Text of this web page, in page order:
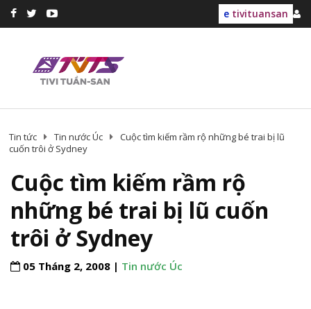
e tivituansan
Tin tức Tin nước Úc
Cuộc tìm kiếm rầm rộ những bé trai bị lũ
cuốn trôi ở Sydney
Cuộc tìm kiếm rầm rộ
những bé trai bị lũ cuốn
trôi ở Sydney
05 Tháng 2, 2008 | Tin nước Úc